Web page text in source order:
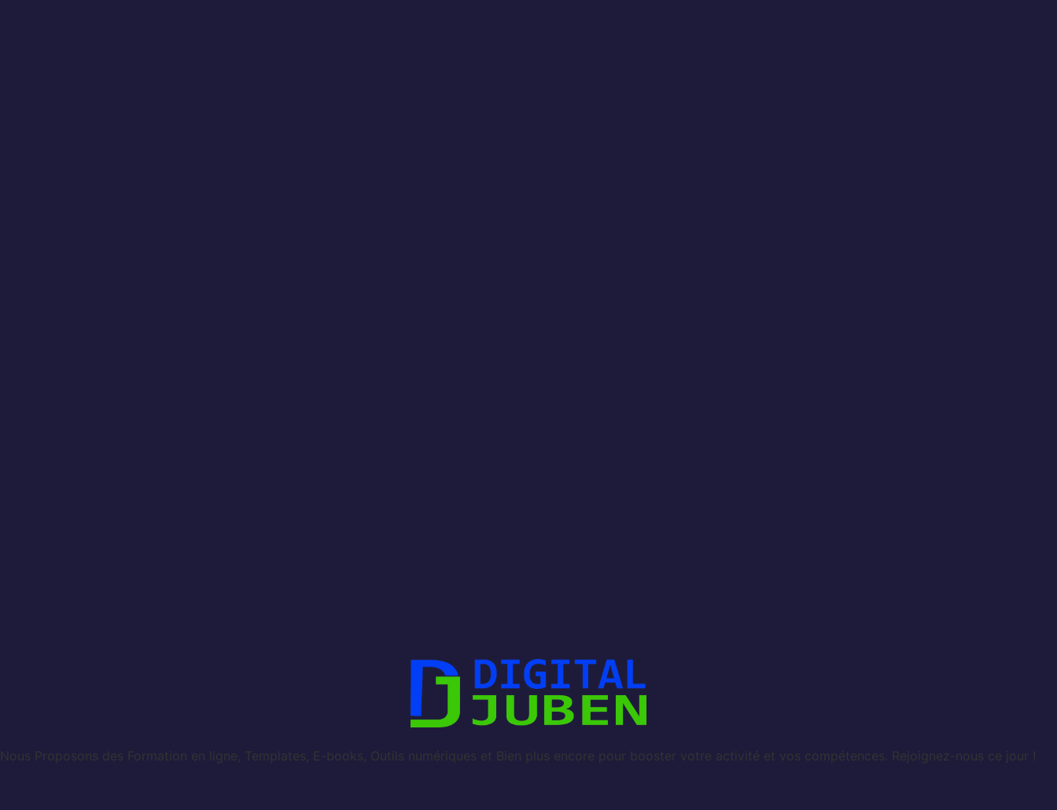
Nous Proposons des Formation en ligne, Templates, E-books, Outils numériques et Bien plus encore pour booster votre activité et vos compétences. Rejoignez-nous ce jour !